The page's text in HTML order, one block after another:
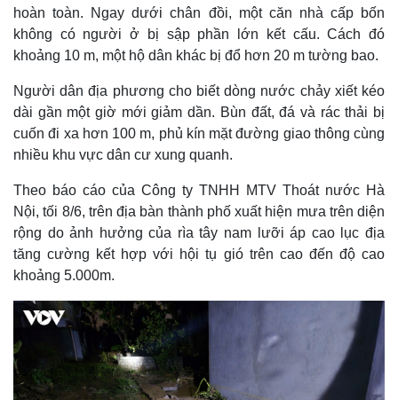
Thế giới
Quan sát
Cuộc sống đó đây
Multimedia
Video
Ảnh
Infographic
hoàn toàn. Ngay dưới chân đồi, một căn nhà cấp bốn
không có người ở bị sập phần lớn kết cấu. Cách đó
khoảng 10 m, một hộ dân khác bị đổ hơn 20 m tường bao.
Người dân địa phương cho biết dòng nước chảy xiết kéo
dài gần một giờ mới giảm dần. Bùn đất, đá và rác thải bị
cuốn đi xa hơn 100 m, phủ kín mặt đường giao thông cùng
nhiều khu vực dân cư xung quanh.
Theo báo cáo của Công ty TNHH MTV Thoát nước Hà
Nội, tối 8/6, trên địa bàn thành phố xuất hiện mưa trên diện
rộng do ảnh hưởng của rìa tây nam lưỡi áp cao lục địa
tăng cường kết hợp với hội tụ gió trên cao đến độ cao
khoảng 5.000m.